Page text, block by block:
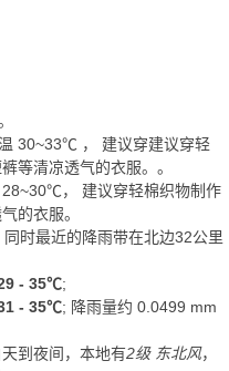
30~33℃ ， 建议穿建议穿轻
等清凉透气的衣服。 。
28~30℃， 建议穿轻棉织物制作
的衣服。
时最近的降雨带在北边32公里
- 35℃;
- 35℃; 降雨量约 0.0499 mm
到夜间，本地有2级 东北风，